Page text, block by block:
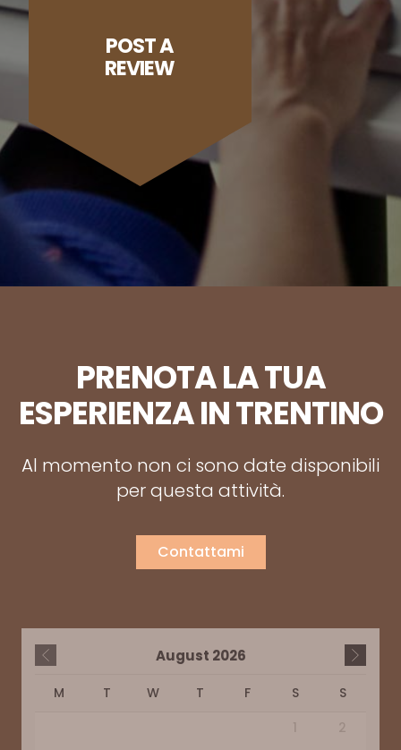
POST A
REVIEW
PRENOTA LA TUA
ESPERIENZA IN TRENTINO
Al momento non ci sono date disponibili
per questa attività.
Contattami
August 2026
M T W T F S
S
1
2